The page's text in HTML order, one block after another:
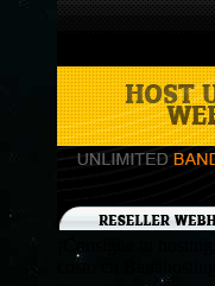
costo en Banahosting!